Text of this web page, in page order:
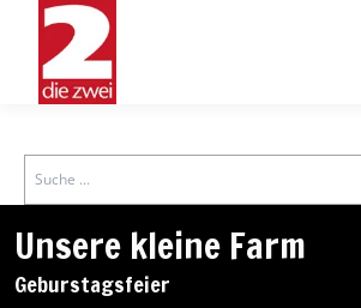
Search
Unsere kleine Farm
Geburstagsfeier